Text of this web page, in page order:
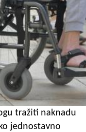
tražiti naknadu
jednostavno